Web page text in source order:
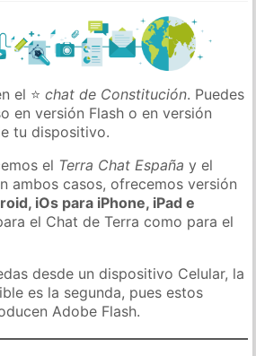
el ⭐chat de Constitución. Puedes
en versión Flash o en versión
tu dispositivo.
el Terra Chat España y el
ambos casos, ofrecemos versión
iOs para iPhone, iPad e
el Chat de Terra como para el
desde un dispositivo Celular, la
es la segunda, pues estos
Adobe Flash.